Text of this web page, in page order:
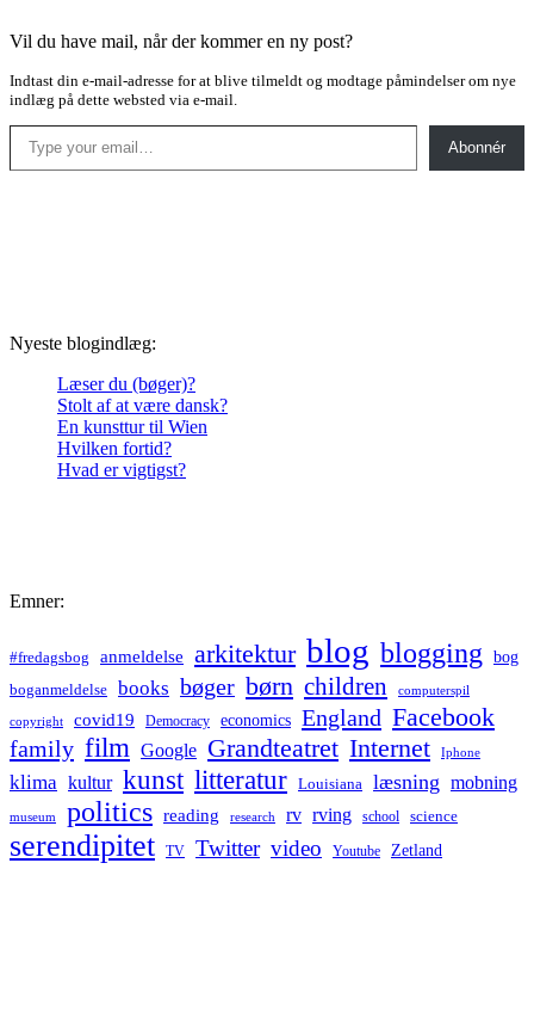
Vil du have mail, når der kommer en ny post?
Indtast din e-mail-adresse for at blive tilmeldt og modtage påmindelser om nye
indlæg på dette websted via e-mail.
Type your email…
Abonnér
Nyeste blogindlæg:
Læser du (bøger)?
Stolt af at være dansk?
En kunsttur til Wien
Hvilken fortid?
Hvad er vigtigst?
Emner:
#fredagsbog anmeldelse arkitektur blog blogging bog
boganmeldelse books bøger børn children computerspil
copyright covid19 Democracy economics England Facebook
family film Google Grandteatret Internet Iphone
klima kultur kunst litteratur Louisiana læsning mobning
museum politics reading research rv rving school science
serendipitet TV Twitter video Youtube Zetland